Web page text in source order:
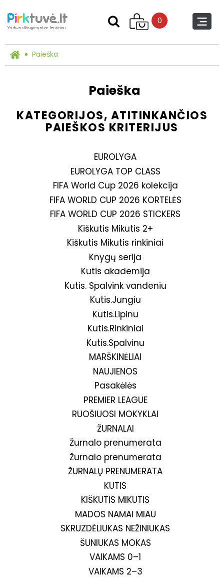
0
Paieška
Paieška
KATEGORIJOS, ATITINKANČIOS
PAIEŠKOS KRITERIJUS
EUROLYGA
EUROLYGA TOP CLASS
FIFA World Cup 2026 kolekcija
FIFA WORLD CUP 2026 KORTELĖS
FIFA WORLD CUP 2026 STICKERS
Kiškutis Mikutis 2+
Kiškutis Mikutis rinkiniai
Knygų serija
Kutis akademija
Kutis. Spalvink vandeniu
Kutis.Jungiu
Kutis.Lipinu
Kutis.Rinkiniai
Kutis.Spalvinu
MARŠKINĖLIAI
NAUJIENOS
Pasakėlės
PREMIER LEAGUE
RUOŠIUOSI MOKYKLAI
ŽURNALAI
Žurnalo prenumerata
Žurnalo prenumerata
ŽURNALŲ PRENUMERATA
KUTIS
KIŠKUTIS MIKUTIS
MADOS NAMAI MIAU
SKRUZDĖLIUKAS NEŽINIUKAS
ŠUNIUKAS MOKAS
VAIKAMS 0–1
VAIKAMS 2–3